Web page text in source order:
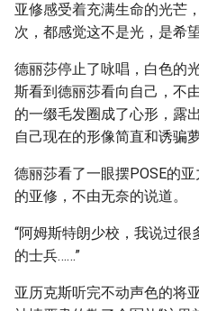
亚修感受着充满生命的光芒
次，都感觉这不是光，是希
德丽莎停止了咏唱，白色的
斯看到德丽莎看向自己，不
的一缀毛发圈成了心形，露
自己现在的形像简直和诱骗
德丽莎看了一眼摆POSE的
的亚修，不由无奈的说道。
“阿姆斯特朗少校，我说过
的士兵……”
亚历克斯听完不动声色的将